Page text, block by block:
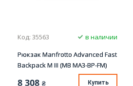
Код: 35563
в наличии
Рюкзак Manfrotto Advanced Fast
Backpack M III (MB MA3-BP-FM)
8 308 ₴ Купить